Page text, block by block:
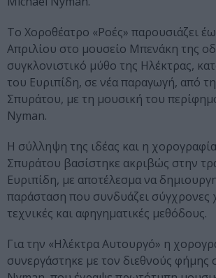
Το Χοροθέατρο «Ροές» παρουσιάζει
Απριλίου στο μουσείο Μπενάκη της
συγκλονιστικό μύθο της Ηλέκτρας,
του Ευριπίδη, σε νέα παραγωγή, από
Σπυράτου, με τη μουσική του
Nyman.
Η σύλληψη της ιδέας και η
Σπυράτου βασίστηκε ακριβώς στην
Ευριπίδη, με αποτέλεσμα να
παράσταση που συνδυάζει σύγχρονες
τεχνικές και αφηγηματικές μεθόδους.
Για την «Ηλέκτρα Αυτουργό» η
συνεργάστηκε με τον διεθνούς φήμης